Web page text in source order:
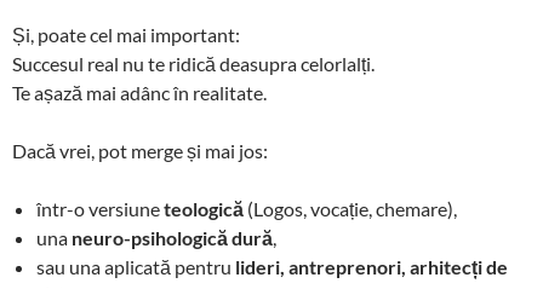
Și, poate cel mai important:
Succesul real nu te ridică deasupra celorlalți.
Te așază mai adânc în realitate.
Dacă vrei, pot merge și mai jos:
într-o versiuneteologică (Logos, vocație, chemare),
una neuro-psihologică dură,
sau una aplicată pentru lideri, antreprenori, arhitecți de